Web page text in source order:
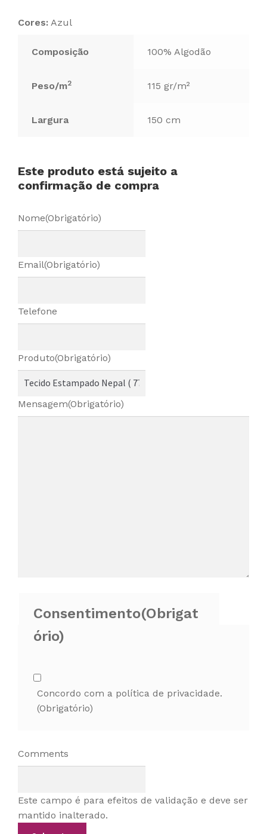
Cores: Azul
Composição 100% Algodão
Peso/m2 115 gr/m²
Largura 150 cm
Este produto está sujeito a
confirmação de compra
Nome(Obrigatório)
Email(Obrigatório)
Telefone
Produto(Obrigatório)
Mensagem(Obrigatório)
Consentimento(Obrigat
ório)
Concordo com a política de privacidade.
(Obrigatório)
Comments
Este campo é para efeitos de validação e deve ser
mantido inalterado.